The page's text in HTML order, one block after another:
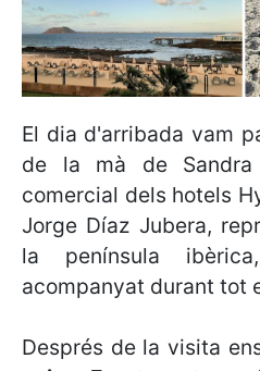
El dia d'arribada vam
de la mà de Sandra
comercial dels hotels
Jorge Díaz Jubera,
la península
acompanyat durant tot
Després de la visita